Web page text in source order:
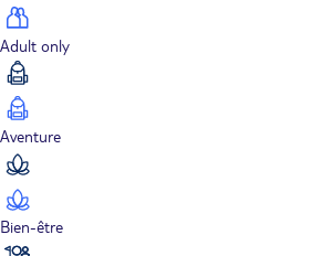
Adult only
Aventure
Bien-être